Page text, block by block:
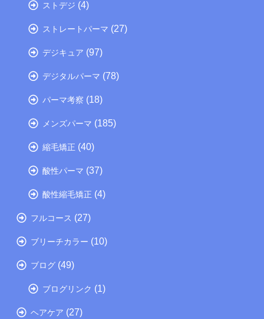
ストデジ (4)
ストレートパーマ (27)
デジキュア (97)
デジタルパーマ (78)
パーマ考察 (18)
メンズパーマ (185)
縮毛矯正 (40)
酸性パーマ (37)
酸性縮毛矯正 (4)
フルコース (27)
ブリーチカラー (10)
ブログ (49)
ブログリンク (1)
ヘアケア (27)